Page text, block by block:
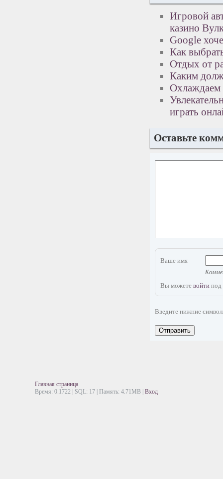
Игровой
казино
Google
Как
Отдых от
Каким
Охлаждаем
играть
Оставьте
Ваше имя
Вы можете войти под
Введите нижние
Отправить
Главная страница
Время: 0.1722 | SQL: 17 | Память: 4.71MB Вход